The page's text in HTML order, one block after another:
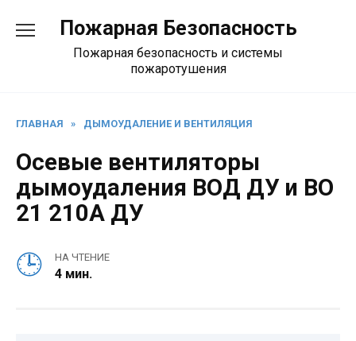
содержанию
Пожарная Безопасность
Пожарная безопасность и системы
пожаротушения
ГЛАВНАЯ » ДЫМОУДАЛЕНИЕ И ВЕНТИЛЯЦИЯ
Осевые вентиляторы
дымоудаления ВОД ДУ и ВО
21 210А ДУ
НА ЧТЕНИЕ
4 мин.